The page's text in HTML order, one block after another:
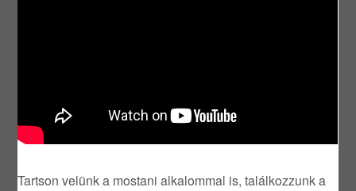
Tartson velünk a mostani alkalommal is, találkozzunk a